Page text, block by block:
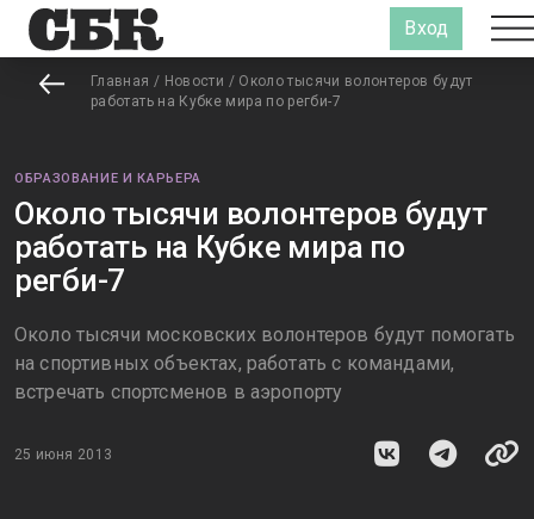
Вход
Главная / Новости / Около тысячи волонтеров будут
работать на Кубке мира по регби-7
ОБРАЗОВАНИЕ И КАРЬЕРА
Около тысячи волонтеров будут
работать на Кубке мира по
регби-7
Около тысячи московских волонтеров будут помогать
на спортивных объектах, работать с командами,
встречать спортсменов в аэропорту
25 июня 2013